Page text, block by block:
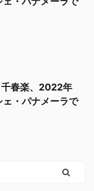
春楽、2022年
・パナメーラで